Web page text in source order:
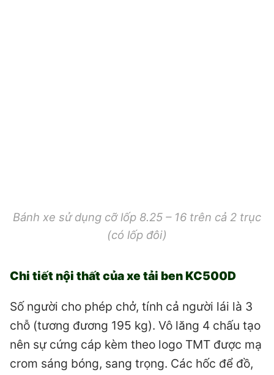
Bánh xe sử dụng cỡ lốp 8.25 – 16 trên cả 2 trục
(có lốp đôi)
Chi tiết nội thất của xe tải ben KC500D
Số người cho phép chở, tính cả người lái là 3
chỗ (tương đương 195 kg). Vô lăng 4 chấu tạo
nên sự cứng cáp kèm theo logo TMT được mạ
crom sáng bóng, sang trọng. Các hốc để đồ,